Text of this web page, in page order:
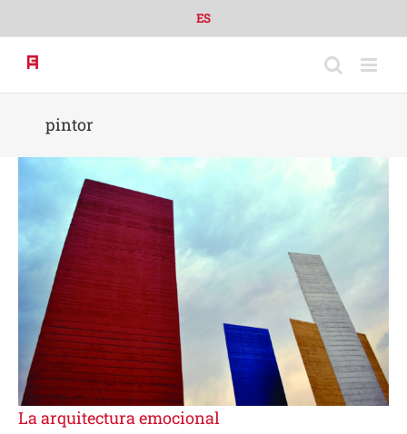
content
ES
pintor
La arquitectura emocional